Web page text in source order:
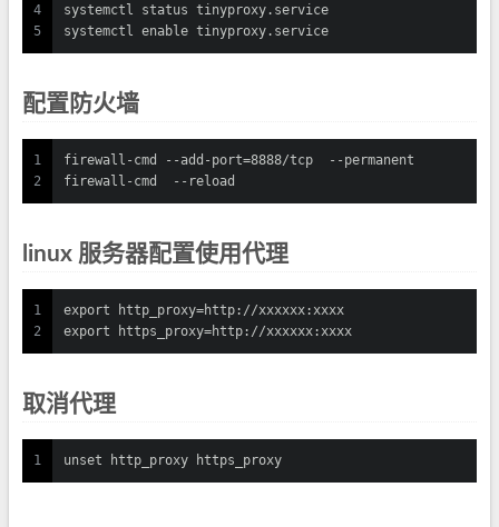
4
5
systemctl
status tinyproxy .service
systemctl enable tinyproxy .service
配置防火墙
1
2
firewall-cmd --add-port=8888/tcp  --permanent
firewall-cmd  --reload
linux 服务器配置使用代理
1
2
export http_proxy=http://xxxxxx:xxxx
export https_proxy=http://xxxxxx:xxxx
取消代理
1 unset http_proxy https_proxy